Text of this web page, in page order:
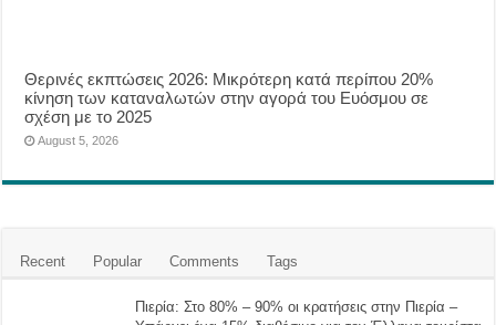
Θερινές εκπτώσεις 2026: Μικρότερη κατά περίπου 20%
κίνηση των καταναλωτών στην αγορά του Ευόσμου σε
σχέση με το 2025
August 5, 2026
Recent Popular Comments Tags
Πιερία: Στο 80% – 90% οι κρατήσεις στην Πιερία –